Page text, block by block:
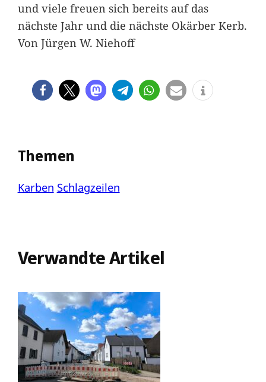
und viele freuen sich bereits auf das
nächste Jahr und die nächste Okärber Kerb.
Von Jürgen W. Niehoff
Themen
Karben Schlagzeilen
Verwandte Artikel